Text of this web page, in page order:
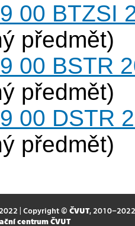
00 BTZSI
předmět)
00 BSTR
předmět)
00 DSTR
předmět)
| Copyright © ČVUT, 2010–2022
centrum ČVUT